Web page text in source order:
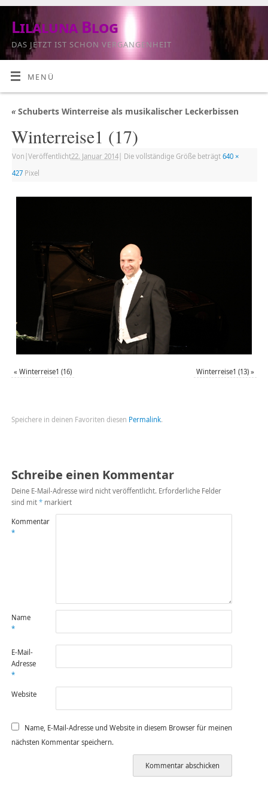
Lilaluna Blog
DAS JETZT IST SCHON VERGANGENHEIT
MENÜ
«Schuberts Winterreise als musikalischer Leckerbissen
Winterreise1 (17)
Von Veröffentlicht22. Januar 2014| Die vollständige Größe beträgt 640 ×
427Pixel
« Winterreise1 (16) Winterreise1 (13) »
Speichere in deinen Favoriten diesen Permalink.
Schreibe einen Kommentar
Deine E-Mail-Adresse wird nicht veröffentlicht. Erforderliche Felder
sind mit *markiert
Kommentar
*
Name
*
E-Mail-
Adresse
*
Website
Name, E-Mail-Adresse und Website in diesem Browser für meinen
nächsten Kommentar speichern.